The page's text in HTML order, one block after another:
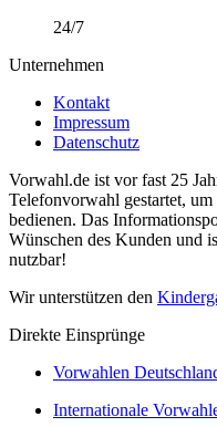
24/7
Unternehmen
Kontakt
Impressum
Datenschutz
Vorwahl.de ist vor fast 25
Telefonvorwahl gestartet,
bedienen. Das
Wünschen des Kunden und
nutzbar!
Wir unterstützen den
Direkte Einsprünge
Vorwahlen
Internationale